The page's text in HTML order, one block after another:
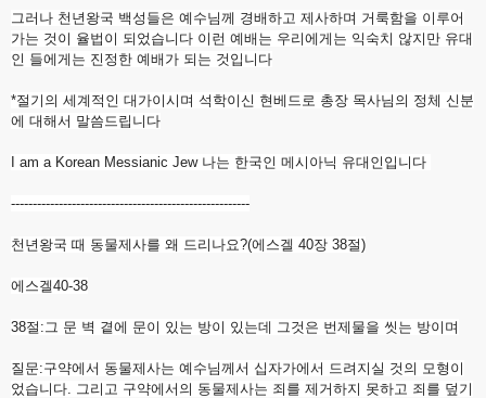
그러나 천년왕국 백성들은 예수님께 경배하고 제사하며 거룩함을 이루어
가는 것이 율법이 되었습니다 이런 예배는 우리에게는 익숙치 않지만 유대
인 들에게는 진정한 예배가 되는 것입니다
*절기의 세계적인 대가이시며 석학이신 현베드로 총장 목사님의 정체 신분
에 대해서 말씀드립니다
I am a Korean Messianic Jew 나는 한국인 메시아닉 유대인입니다
-------------------------------------------------------
천년왕국 때 동물제사를 왜 드리나요?(에스겔 40장 38절)
에스겔40-38
38절:그 문 벽 곁에 문이 있는 방이 있는데 그것은 번제물을 씻는 방이며
질문:구약에서 동물제사는 예수님께서 십자가에서 드려지실 것의 모형이
었습니다. 그리고 구약에서의 동물제사는 죄를 제거하지 못하고 죄를 덮기